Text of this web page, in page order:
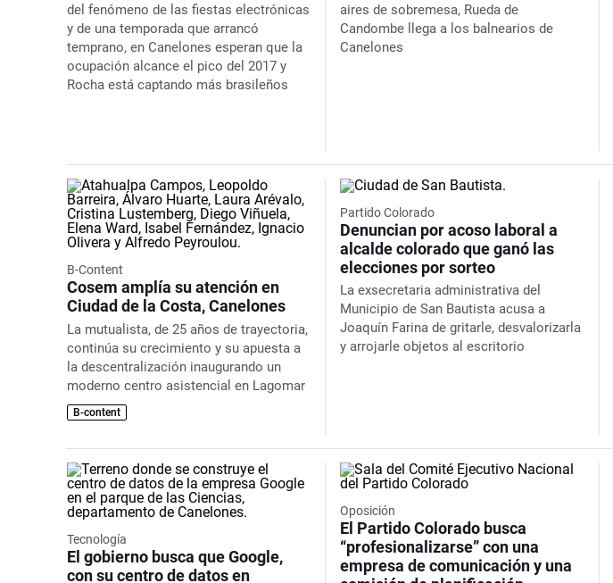
del fenómeno de las fiestas electrónicas
y de una temporada que arrancó
temprano, en Canelones esperan que la
ocupación alcance el pico del 2017 y
Rocha está captando más brasileños
aires de sobremesa, Rueda de
Candombe llega a los balnearios de
Canelones
B-Content
Cosem amplía su atención en
Ciudad de la Costa, Canelones
La mutualista, de 25 años de trayectoria,
continúa su crecimiento y su apuesta a
la descentralización inaugurando un
moderno centro asistencial en Lagomar
B-content
Partido Colorado
Denuncian por acoso laboral a
alcalde colorado que ganó las
elecciones por sorteo
La exsecretaria administrativa del
Municipio de San Bautista acusa a
Joaquín Farina de gritarle, desvalorizarla
y arrojarle objetos al escritorio
Tecnología
El gobierno busca que Google,
con su centro de datos en
Oposición
El Partido Colorado busca
“profesionalizarse” con una
empresa de comunicación y una